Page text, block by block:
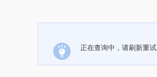
正在查询中，请刷新重试